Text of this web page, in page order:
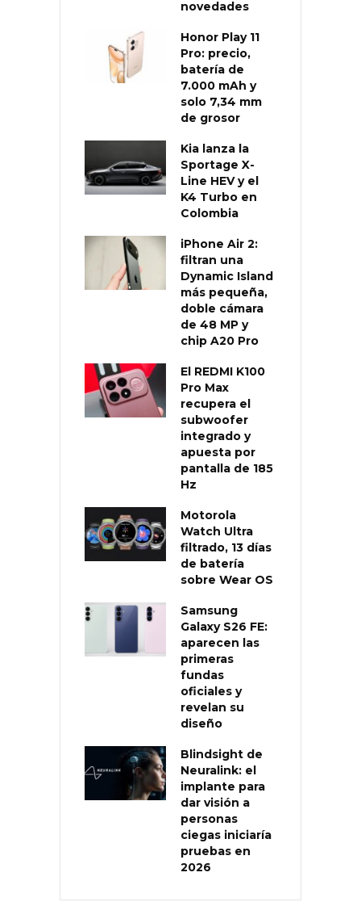
novedades
Honor Play 11
Pro: precio,
batería de
7.000 mAh y
solo 7,34 mm
de grosor
Kia lanza la
Sportage X-
Line HEV y el
K4 Turbo en
Colombia
iPhone Air 2:
filtran una
Dynamic Island
más pequeña,
doble cámara
de 48 MP y
chip A20 Pro
El REDMI K100
Pro Max
recupera el
subwoofer
integrado y
apuesta por
pantalla de 185
Hz
Motorola
Watch Ultra
filtrado, 13 días
de batería
sobre Wear OS
Samsung
Galaxy S26 FE:
aparecen las
primeras
fundas
oficiales y
revelan su
diseño
Blindsight de
Neuralink: el
implante para
dar visión a
personas
ciegas iniciaría
pruebas en
2026